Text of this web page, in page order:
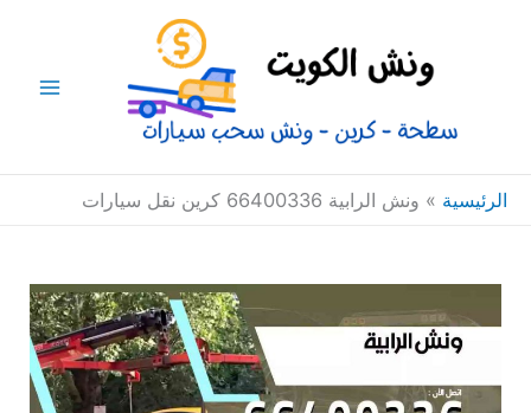
الرئيسية » ونش الرابية 66400336 كرين نقل سيارات